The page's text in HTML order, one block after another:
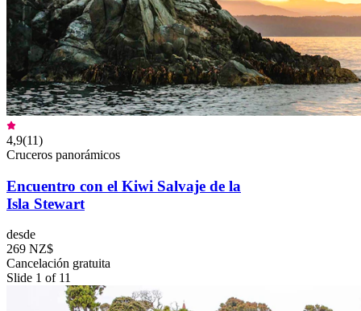
4,9(11)
Cruceros panorámicos
Encuentro con el Kiwi Salvaje de la
Isla Stewart
desde
269 NZ$
Cancelación gratuita
Slide 1 of 11